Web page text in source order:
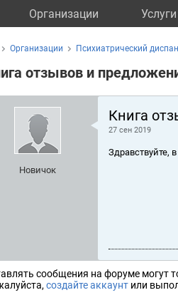
Организации Услуги
Организации Психиатрический
отзывов и
Новичок
Книга
27 сен 2019
Здравствуйте,
сообщения на форуме могут
создайте аккаунт или